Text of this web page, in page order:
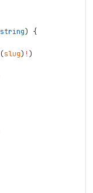
string)
{
(slug) ! )